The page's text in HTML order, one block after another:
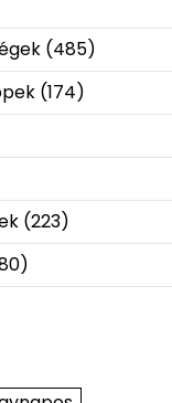
(485)
(174)
(223)